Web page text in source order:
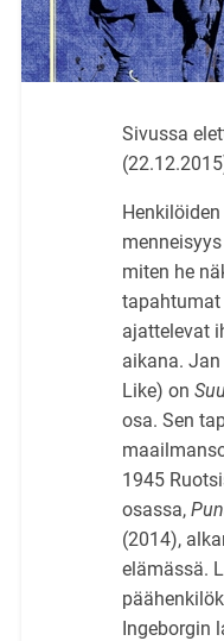
Sivussa
miten he
tapahtumat
ajattelevat
aikana.
Like) on
osa. Sen
1945
osassa,
(2014),
elämässä.
Ingeborgin